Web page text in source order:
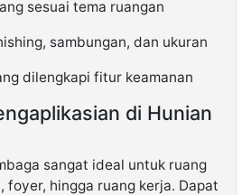
sesuai tema ruangan
sambungan, dan ukuran
dilengkapi fitur keamanan
di Hunian
sangat ideal untuk ruang
foyer, hingga ruang kerja. Dapat